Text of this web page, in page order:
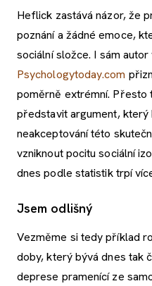
Heflick zastává názor, že
poznání a žádné emoce,
sociální složce. I sám
Psychologytoday.com
poměrně extrémní. Přesto
představit argument, který
neakceptování této
vzniknout pocitu sociální
dnes podle statistik trpí
Jsem odlišný
Vezměme si tedy příklad
doby, který bývá dnes tak
deprese pramenící ze